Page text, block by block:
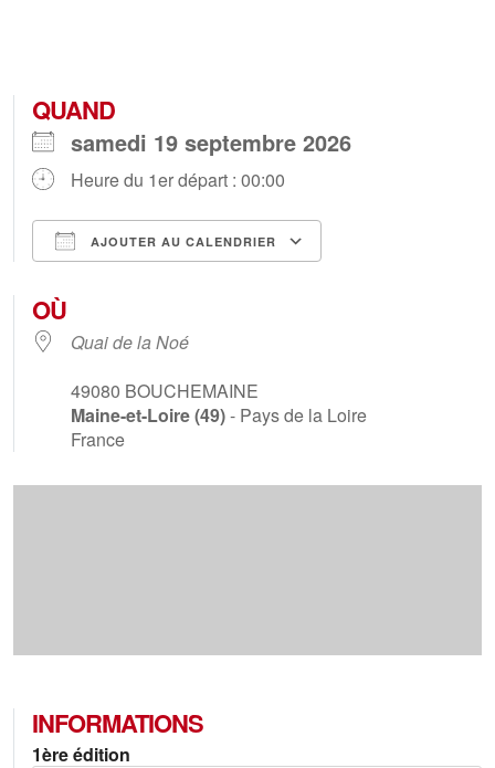
QUAND
samedi 19 septembre 2026
Heure du 1er départ : 00:00
AJOUTER AU CALENDRIER
OÙ
Quai de la Noé
49080 BOUCHEMAINE
Maine-et-Loire (49)- Pays de la Loire
France
INFORMATIONS
1ère édition